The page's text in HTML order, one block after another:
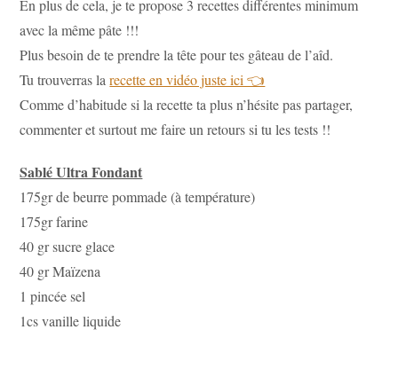
En plus de cela, je te propose 3 recettes différentes minimum
avec la même pâte !!!
Plus besoin de te prendre la tête pour tes gâteau de l’aîd.
Tu trouverras larecette en vidéo juste ici 👈
Comme d’habitude si la recette ta plus n’hésite pas partager,
commenter et surtout me faire un retours si tu les tests !!
Sablé Ultra Fondant
175gr de beurre pommade (à température)
175gr farine
40 gr sucre glace
40 gr Maïzena
1 pincée sel
1cs vanille liquide